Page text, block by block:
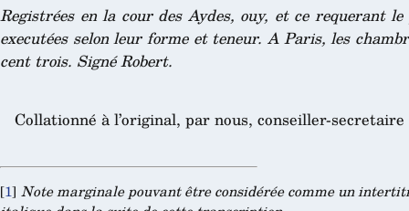
Registrées en la cour des Aydes, ouy, et ce requerant
executées selon leur forme et teneur. A Paris, les
cent trois. Signé Robert.
Collationné à l’original, par nous, conseiller-
[1] Note marginale pouvant être considérée comme un